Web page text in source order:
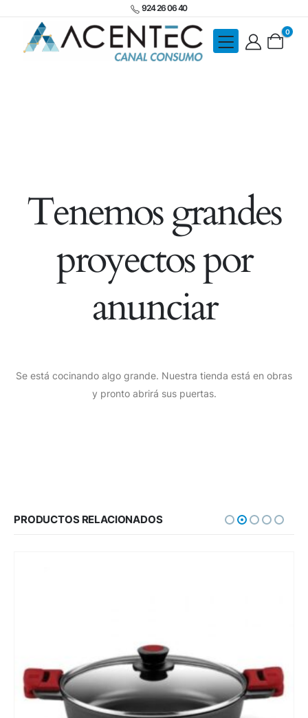
924 26 06 40
0
Tenemos grandes
proyectos por
anunciar
Se está cocinando algo grande. Nuestra tienda está en obras
y pronto abrirá sus puertas.
PRODUCTOS RELACIONADOS